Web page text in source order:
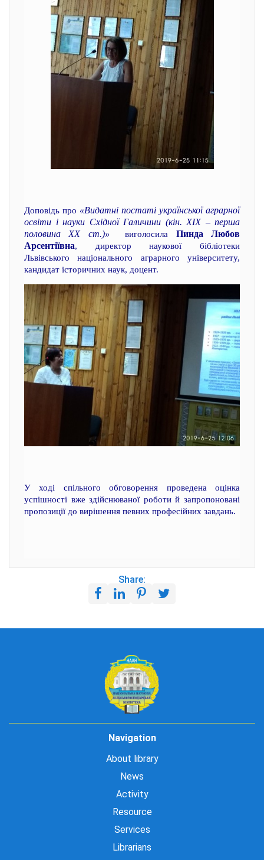
Доповідь про «Видатні постаті української аграрної
освіти і науки Східної Галичини (кін. ХІХ – перша
половина ХХ ст.)» виголосила Пинда Любов
Арсентіївна, директор наукової бібліотеки
Львівського національного аграрного університету,
кандидат історичних наук, доцент.
У ході спільного обговорення проведена оцінка
успішності вже здійснюваної роботи й запропоновані
пропозиції до вирішення певних професійних завдань.
Share:
Navigation
About library
News
Activity
Resource
Services
Librarians